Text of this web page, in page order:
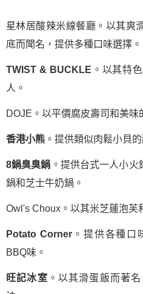
星林居酸辣米線餐廳。以其爽
底而聞名，提供多種口味選擇。
TWIST & BUCKLE 。以其特
人。
DOJE。以平價腐皮壽司和美味
香港小熊 。提供類似肉鬆小貝
8鍋臭臭鍋 。提供台式一人小
鍋和芝士牛奶鍋。
Owl's Choux。以其米芝蓮泡芙
Potato Corner。提供各種口
BBQ味。
旺記冰室 。以其滑蛋飯而著